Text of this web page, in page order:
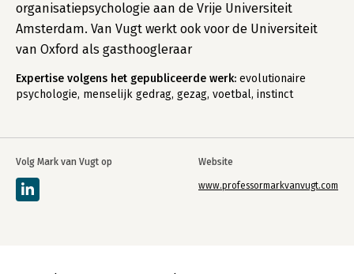
Volg Mark van Vugt op Website
www.professormarkvanvugt.com
organisatiepsychologie aan de Vrije Universiteit
Amsterdam. Van Vugt werkt ook voor de Universiteit
van Oxford als gasthoogleraar
Expertise volgens het gepubliceerde werk: evolutionaire
psychologie, menselijk gedrag, gezag, voetbal, instinct